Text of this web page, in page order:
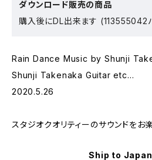
ダウンロード販売の商品
購入後にDL出来ます (113555042
Rain Dance Music by Shunji
Shunji Takenaka Guitar etc…
2020.5.26
スタジオクオリティーのサウンドをお
Ship to